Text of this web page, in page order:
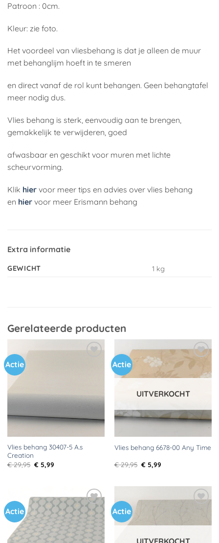
Patroon : 0cm.
Kleur: zie foto.
Het voordeel van vliesbehang is dat je alleen de muur
met behanglijm hoeft in te smeren
en direct vanaf de rol kunt behangen. Geen behangtafel
meer nodig dus.
Vlies behang is sterk, eenvoudig aan te brengen,
gemakkelijk te verwijderen, goed
afwasbaar en geschikt voor muren met lichte
scheurvorming.
Klik hier voor meer tips en advies over vlies behang
en hier voor meer Erismann behang
Extra informatie
GEWICHT 1 kg
Gerelateerde producten
Actie
Vlies behang 30407-5 A.s
Creation
€29,95 Oorspronkelijke
prijs
€ 5,99Huidige
Actie
Toevoegen
aan
verlanglijst
UITVERKOCHT
Vlies behang 6678-00 Any Time
€29,95 Oorspronkelijke
prijs
€ 5,99Huidige
Actie
Toevoegen
aan
verlanglijst
Actie
verlanglijst
UITVERKOCHT